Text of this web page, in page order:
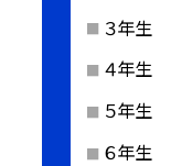
３年生
４年生
５年生
６年生